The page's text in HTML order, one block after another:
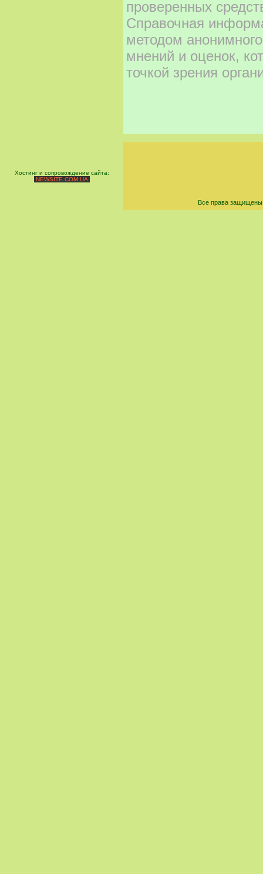
проверенных
Справочная
методом
мнений и оценок,
точкой зрения
Хостинг и сопровождение сайта:
NEWSITE.COM.UA
Все права